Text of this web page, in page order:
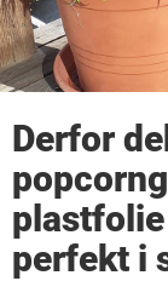
Derfor
perfekt i